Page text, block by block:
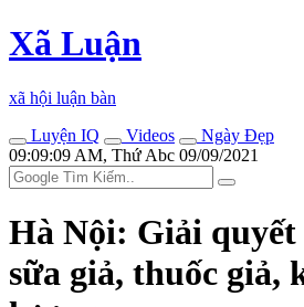
Xã Luận
xã hội luận bàn
Luyện IQ
Videos
Ngày Đẹp
09:09:09 AM, Thứ Abc 09/09/2021
Hà Nội: Giải
sữa giả, thuốc giả,